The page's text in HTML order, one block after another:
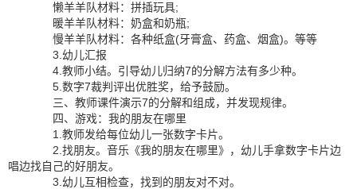
懒羊羊队材料：拼插玩具;
暖羊羊队材料：奶盒和奶瓶;
慢羊羊队材料：各种纸盒(牙膏盒、药盒、烟盒)。等等
3.幼儿汇报
4.教师小结。引导幼儿归纳7的分解方法有多少种。
5.数字7裁判评出优胜奖，给予鼓励。
三、教师课件演示7的分解和组成，并发现规律。
四、游戏：我的朋友在哪里
1.教师发给每位幼儿一张数字卡片。
2.找朋友。音乐《我的朋友在哪里》，幼儿手拿数字卡片边
唱边找自己的好朋友。
3.幼儿互相检查，找到的朋友对不对。